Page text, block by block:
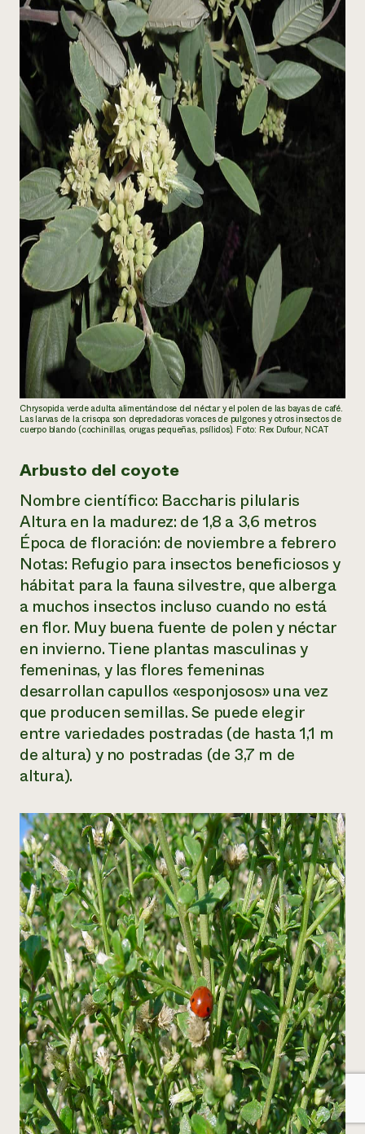
Chrysopida verde adulta alimentándose del néctar y el polen de las bayas de café.
Las larvas de la crisopa son depredadoras voraces de pulgones y otros insectos de
cuerpo blando (cochinillas, orugas pequeñas, psílidos). Foto: Rex Dufour, NCAT
Arbusto del coyote
Nombre científico: Baccharis pilularis
Altura en la madurez: de 1,8 a 3,6 metros
Época de floración: de noviembre a febrero
Notas: Refugio para insectos beneficiosos y
hábitat para la fauna silvestre, que alberga
a muchos insectos incluso cuando no está
en flor. Muy buena fuente de polen y néctar
en invierno. Tiene plantas masculinas y
femeninas, y las flores femeninas
desarrollan capullos «esponjosos» una vez
que producen semillas. Se puede elegir
entre variedades postradas (de hasta 1,1 m
de altura) y no postradas (de 3,7 m de
altura).